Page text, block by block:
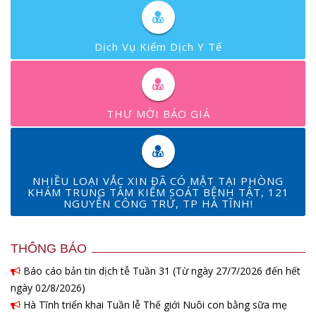
Dịch Vụ Kiểm Dịch Y Tế
THƯ MỜI BÁO GIÁ
NHIỀU LOẠI VẮC XIN ĐÃ CÓ MẶT TẠI PHÒNG
KHÁM TRUNG TÂM KIỂM SOÁT BỆNH TẬT, 121
NGUYỄN CÔNG TRỨ, TP HÀ TĨNH!
THÔNG BÁO
Báo cáo bản tin dịch tễ Tuần 31 (Từ ngày 27/7/2026 đến hết
ngày 02/8/2026)
Hà Tĩnh triển khai Tuần lễ Thế giới Nuôi con bằng sữa mẹ